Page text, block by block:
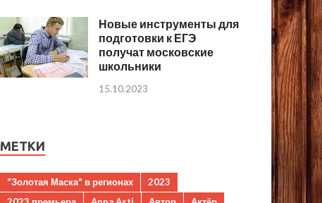
Новые инструменты для
подготовки к ЕГЭ
получат московские
школьники
15.10.2023
МЕТКИ
"Золотая Маска" в регионах
2023